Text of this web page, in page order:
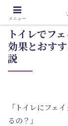
トイレでフ
効果とおす
説
「トイレにフェ
るの？」
メニュー